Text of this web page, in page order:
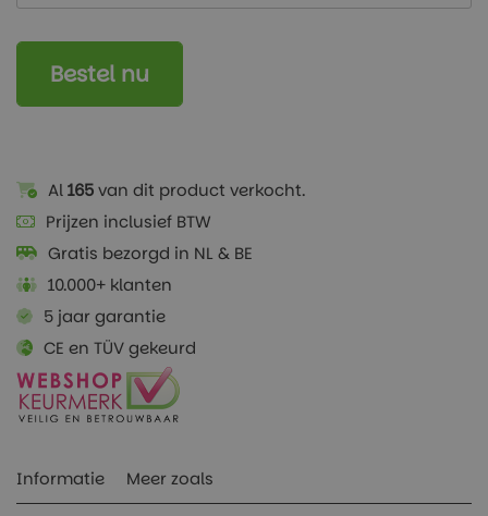
Bestel nu
Al165van dit product verkocht.
Prijzen inclusief BTW
Gratis bezorgd in NL & BE
10.000+ klanten
5 jaar garantie
CE en TÜV gekeurd
Informatie Meer zoals